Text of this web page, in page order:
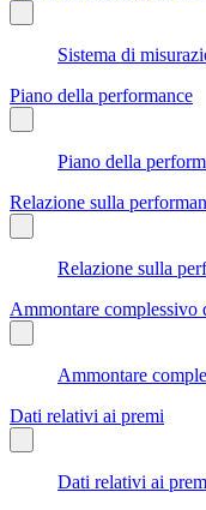
Sistema di
Piano della performance
Piano della
Relazione sulla
Relazione sulla
Ammontare complessivo
Ammontare
Dati relativi ai premi
Dati relativi ai